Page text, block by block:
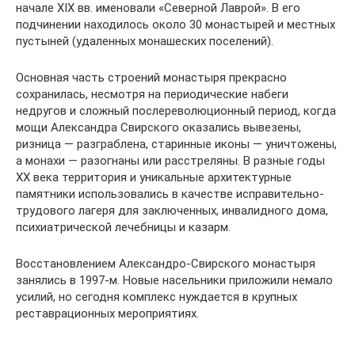
начале XIX вв. именовали «Северной Лаврой». В его
подчинении находилось около 30 монастырей и местных
пустыней (удаленных монашеских поселений).
Основная часть строений монастыря прекрасно
сохранилась, несмотря на периодические набеги
недругов и сложный послереволюционный период, когда
мощи Александра Свирского оказались вывезены,
ризница — разграблена, старинные иконы — уничтожены,
а монахи — разогнаны или расстреляны. В разные годы
ХХ века территория и уникальные архитектурные
памятники использовались в качестве исправительно-
трудового лагеря для заключенных, инвалидного дома,
психиатрической лечебницы и казарм.
Восстановлением Александро-Свирского монастыря
занялись в 1997-м. Новые насельники приложили немало
усилий, но сегодня комплекс нуждается в крупных
реставрационных мероприятиях.